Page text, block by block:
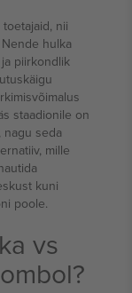
nii
hulka
piirkondlik
staadionile on
nagu seda
mille
kuni
poole.
vs